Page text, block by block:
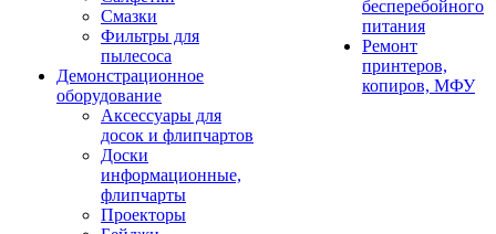
Смазки
Фильтры для
пылесоса
Демонстрационное
оборудование
Аксессуары для
досок и флипчартов
Доски
информационные,
флипчарты
Проекторы
бесперебойного
питания
Ремонт
принтеров,
копиров, МФУ